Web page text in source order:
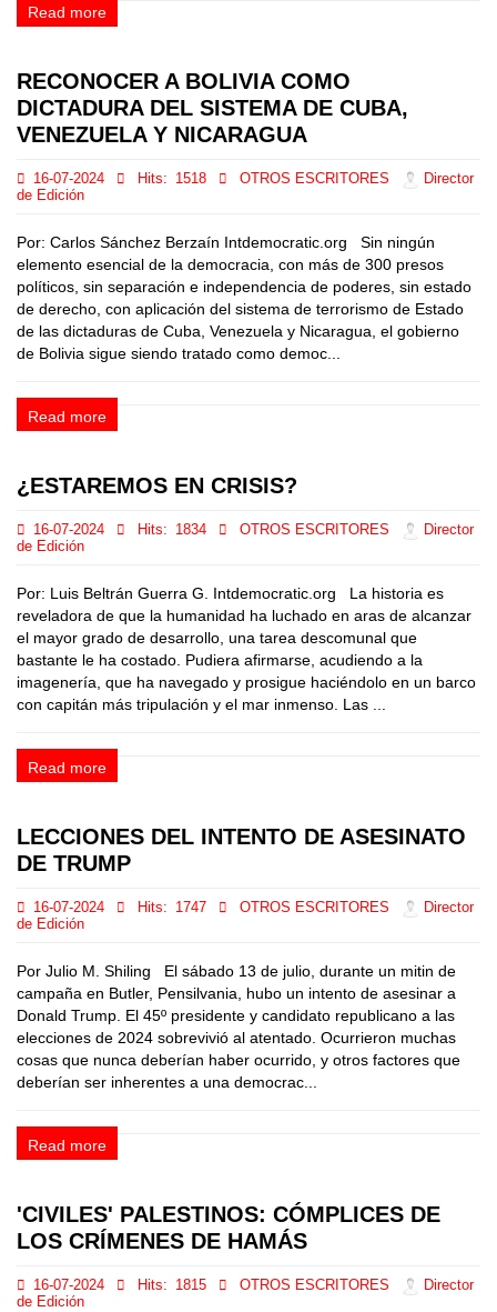
Read more
RECONOCER A BOLIVIA COMO
DICTADURA DEL SISTEMA DE CUBA,
VENEZUELA Y NICARAGUA
16-07-2024 Hits: 1518 OTROS ESCRITORES
Director
de Edición
Por: Carlos Sánchez Berzaín Intdemocratic.org Sin ningún
elemento esencial de la democracia, con más de 300 presos
políticos, sin separación e independencia de poderes, sin estado
de derecho, con aplicación del sistema de terrorismo de Estado
de las dictaduras de Cuba, Venezuela y Nicaragua, el gobierno
de Bolivia sigue siendo tratado como democ...
Read more
¿ESTAREMOS EN CRISIS?
16-07-2024 Hits: 1834 OTROS ESCRITORES
Director
de Edición
Por: Luis Beltrán Guerra G. Intdemocratic.org La historia es
reveladora de que la humanidad ha luchado en aras de alcanzar
el mayor grado de desarrollo, una tarea descomunal que
bastante le ha costado. Pudiera afirmarse, acudiendo a la
imagenería, que ha navegado y prosigue haciéndolo en un barco
con capitán más tripulación y el mar inmenso. Las ...
Read more
LECCIONES DEL INTENTO DE ASESINATO
DE TRUMP
16-07-2024 Hits: 1747 OTROS ESCRITORES
Director
de Edición
Por Julio M. Shiling El sábado 13 de julio, durante un mitin de
campaña en Butler, Pensilvania, hubo un intento de asesinar a
Donald Trump. El 45º presidente y candidato republicano a las
elecciones de 2024 sobrevivió al atentado. Ocurrieron muchas
cosas que nunca deberían haber ocurrido, y otros factores que
deberían ser inherentes a una democrac...
Read more
'CIVILES' PALESTINOS: CÓMPLICES DE
LOS CRÍMENES DE HAMÁS
16-07-2024 Hits: 1815 OTROS ESCRITORES
Director
de Edición